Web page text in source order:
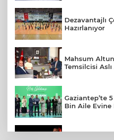
Dezavantajlı
Hazırlanıyor
Mahsum
Temsilcisi
Gaziantep’te
Bin Aile Evine